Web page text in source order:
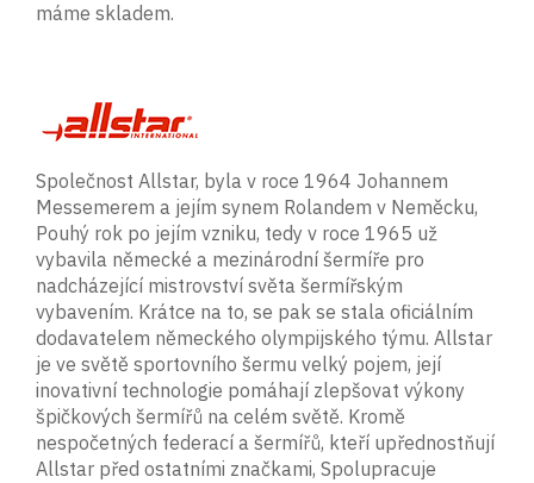
máme skladem.
Společnost Allstar, byla v roce 1964 Johannem
Messemerem a jejím synem Rolandem v Neměcku,
Pouhý rok po jejím vzniku, tedy v roce 1965 už
vybavila německé a mezinárodní šermíře pro
nadcházející mistrovství světa šermířským
vybavením. Krátce na to, se pak se stala oficiálním
dodavatelem německého olympijského týmu. Allstar
je ve světě sportovního šermu velký pojem, její
inovativní technologie pomáhají zlepšovat výkony
špičkových šermířů na celém světě. Kromě
nespočetných federací a šermířů, kteří upřednostňují
Allstar před ostatními značkami, Spolupracuje